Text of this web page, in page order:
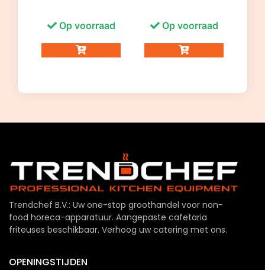
Op voorraad Op voorraad
Trendchef B.V.: Uw one-stop groothandel voor non-
food horeca-apparatuur. Aangepaste cafetaria
friteuses beschikbaar. Verhoog uw catering met ons.
OPENINGSTIJDEN